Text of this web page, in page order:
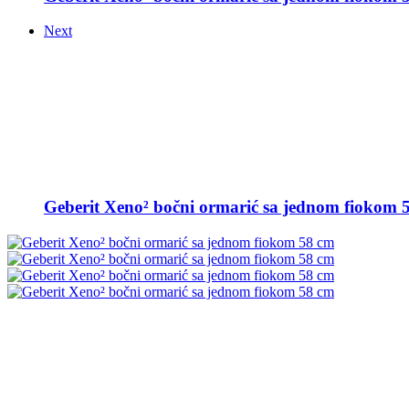
Next
Geberit Xeno² bočni ormarić sa jednom fiokom